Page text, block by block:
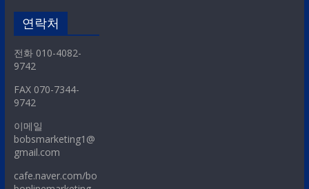
연락처
전화 010-4082-
9742
FAX 070-7344-
9742
이메일
bobsmarketing1@
gmail.com
cafe.naver.com/bo